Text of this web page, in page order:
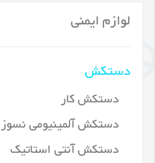
لوازم ایمنی
دستکش
دستکش کار
دستکش آلمینیومی نسوز
دستکش آنتی استاتیک